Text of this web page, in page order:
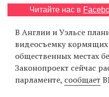
Читайте нас в
В Англии и Уэльсе
видеосъемку
общественных местах
Законопроект сейчас
парламенте, сообщает